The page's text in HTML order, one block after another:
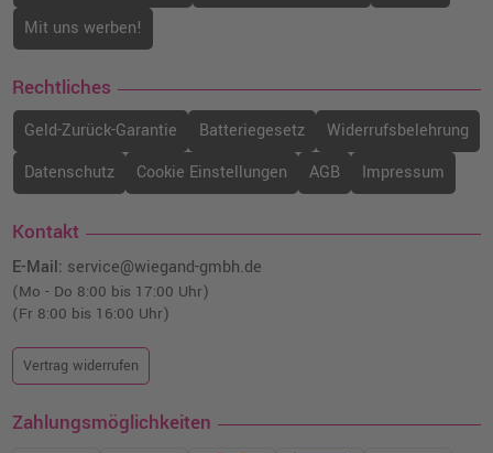
Mit uns werben!
Rechtliches
Geld-Zurück-Garantie Batteriegesetz
Widerrufsbelehrung
Datenschutz
Cookie Einstellungen AGB Impressum
Kontakt
E-Mail: service@wiegand-gmbh.de
(Mo - Do 8:00 bis 17:00 Uhr)
(Fr 8:00 bis 16:00 Uhr)
Vertrag widerrufen
Zahlungsmöglichkeiten